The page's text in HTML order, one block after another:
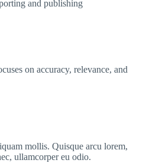
and publishing
on accuracy, relevance, and
mollis. Quisque arcu lorem,
ullamcorper eu odio.